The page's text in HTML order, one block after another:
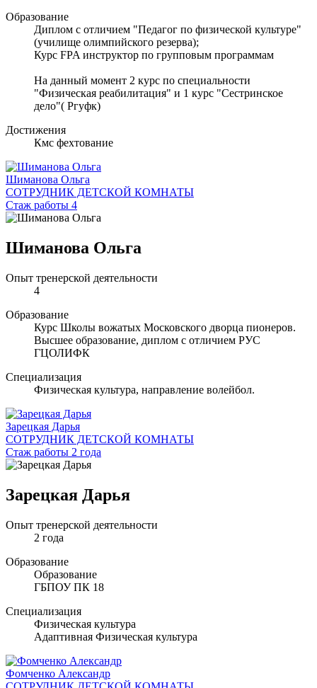
Образование
Диплом с отличием "Педагог по физической культуре"
(училище олимпийского резерва);
Курс FPA инструктор по групповым программам
На данный момент 2 курс по специальности
"Физическая реабилитация" и 1 курс "Сестринское
дело"( Ргуфк)
Достижения
Кмс фехтование
Шиманова Ольга
СОТРУДНИК ДЕТСКОЙ КОМНАТЫ
Стаж работы 4
Шиманова Ольга
Опыт тренерской деятельности
4
Образование
Курс Школы вожатых Московского дворца пионеров.
Высшее образование, диплом с отличием РУС
ГЦОЛИФК
Специализация
Физическая культура, направление волейбол.
Зарецкая Дарья
СОТРУДНИК ДЕТСКОЙ КОМНАТЫ
Стаж работы 2 года
Зарецкая Дарья
Опыт тренерской деятельности
2 года
Образование
Образование
ГБПОУ ПК 18
Специализация
Физическая культура
Адаптивная Физическая культура
Фомченко Александр